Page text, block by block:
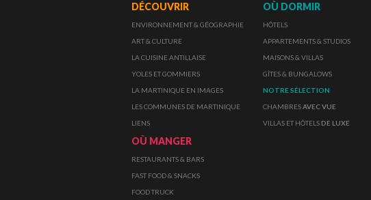
DÉCOUVRIR
ENVIRONNEMENT & GÉOGRAPHIE
ART & CULTURE
LA CUISINE ANTILLAISE
YOLES ET GOMMIERS
LA MARTINIQUE EN IMAGES
LES COMMUNES DE MARTINIQUE
LIENS
OÙ MANGER
RESTAURANTS & BARS
FAST FOOD & SNACKS
FOOD TRUCK
OÙ DORMIR
HÔTELS
APPARTEMENTS & STUDIOS
MAISONS & VILLAS
GÎTES & BUNGALOWS
NOTRE SÉLECTION
CHAMBRESAVEC VUE
VILLAS ET HÔTELS DE LUXE